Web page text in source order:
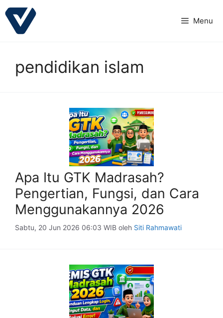
Langsung
ke
Menu
pendidikan islam
Apa Itu GTK Madrasah?
Pengertian, Fungsi, dan Cara
Menggunakannya 2026
Sabtu, 20 Jun 2026 06:03 WIB oleh Siti Rahmawati